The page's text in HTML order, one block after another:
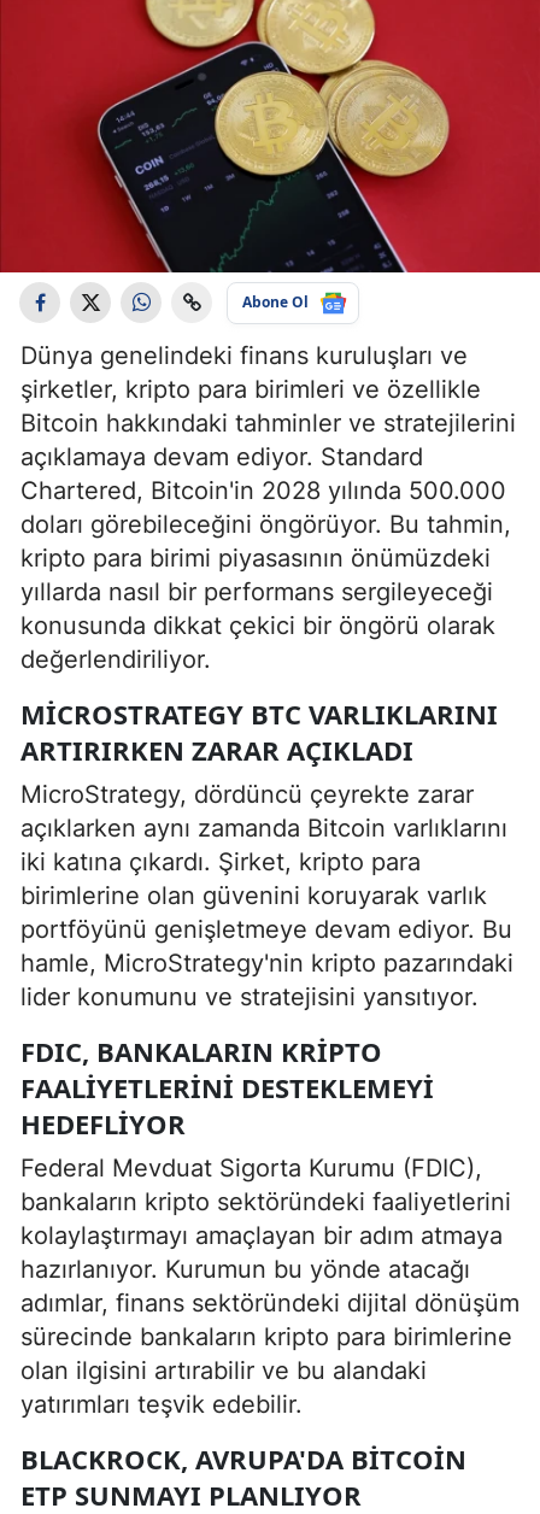
Abone Ol
Dünya genelindeki finans kuruluşları ve
şirketler, kripto para birimleri ve özellikle
Bitcoin hakkındaki tahminler ve stratejilerini
açıklamaya devam ediyor. Standard
Chartered, Bitcoin'in 2028 yılında 500.000
doları görebileceğini öngörüyor. Bu tahmin,
kripto para birimi piyasasının önümüzdeki
yıllarda nasıl bir performans sergileyeceği
konusunda dikkat çekici bir öngörü olarak
değerlendiriliyor.
MICROSTRATEGY BTC VARLIKLARINI
ARTIRIRKEN ZARAR AÇIKLADI
MicroStrategy, dördüncü çeyrekte zarar
açıklarken aynı zamanda Bitcoin varlıklarını
iki katına çıkardı. Şirket, kripto para
birimlerine olan güvenini koruyarak varlık
portföyünü genişletmeye devam ediyor. Bu
hamle, MicroStrategy'nin kripto pazarındaki
lider konumunu ve stratejisini yansıtıyor.
FDIC, BANKALARIN KRIPTO
FAALIYETLERINI DESTEKLEMEYI
HEDEFLIYOR
Federal Mevduat Sigorta Kurumu (FDIC),
bankaların kripto sektöründeki faaliyetlerini
kolaylaştırmayı amaçlayan bir adım atmaya
hazırlanıyor. Kurumun bu yönde atacağı
adımlar, finans sektöründeki dijital dönüşüm
sürecinde bankaların kripto para birimlerine
olan ilgisini artırabilir ve bu alandaki
yatırımları teşvik edebilir.
BLACKROCK, AVRUPA'DA BITCOIN
ETP SUNMAYI PLANLIYOR